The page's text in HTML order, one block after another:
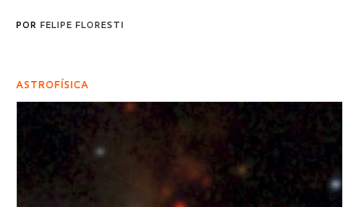
POR FELIPE FLORESTI
ASTROFÍSICA